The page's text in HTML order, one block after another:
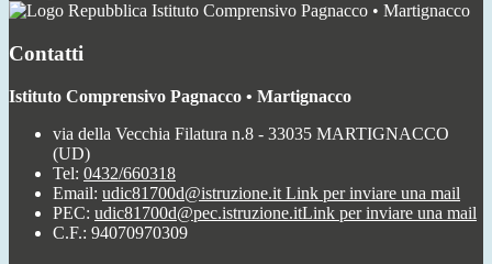
Istituto Comprensivo Pagnacco • Martignacco
Contatti
Istituto Comprensivo Pagnacco • Martignacco
via della Vecchia Filatura n.8 - 33035 MARTIGNACCO
(UD)
Tel: 0432/660318
Email: udic81700d@istruzione.it Link per inviare una mail
PEC: udic81700d@pec.istruzione.itLink per inviare una mail
C.F.: 94070970309